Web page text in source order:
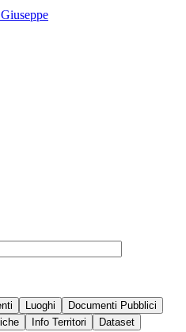
Luoghi
Documenti Pubblici
Info Territori Dataset